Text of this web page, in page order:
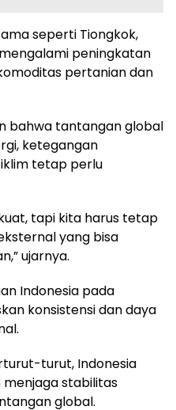
seperti Tiongkok,
peningkatan
pertanian dan
bahwa tantangan global
ketegangan
tetap perlu
tapi kita harus tetap
yang bisa
ujarnya.
Indonesia pada
konsistensi dan daya
turut, Indonesia
stabilitas
global.